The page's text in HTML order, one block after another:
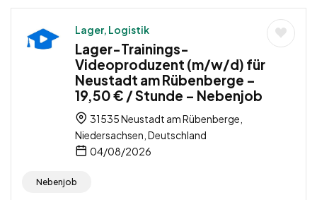
Lager, Logistik
Lager-Trainings-
Videoproduzent (m/w/d) für
Neustadt am Rübenberge –
19,50 € / Stunde – Nebenjob
31535 Neustadt am Rübenberge,
Niedersachsen, Deutschland
04/08/2026
Nebenjob